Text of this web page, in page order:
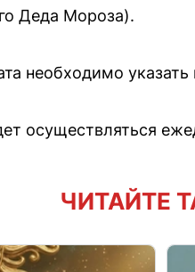
Деда Мороза).
необходимо
осуществляться
ЧИТАЙТЕ